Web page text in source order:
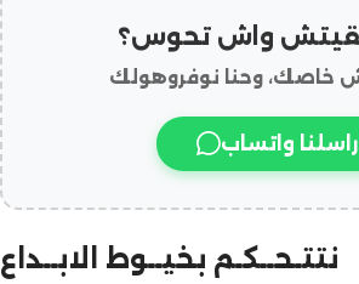
راسلنا واتساب
نتتـحــكـم بخيــوط الابــداع